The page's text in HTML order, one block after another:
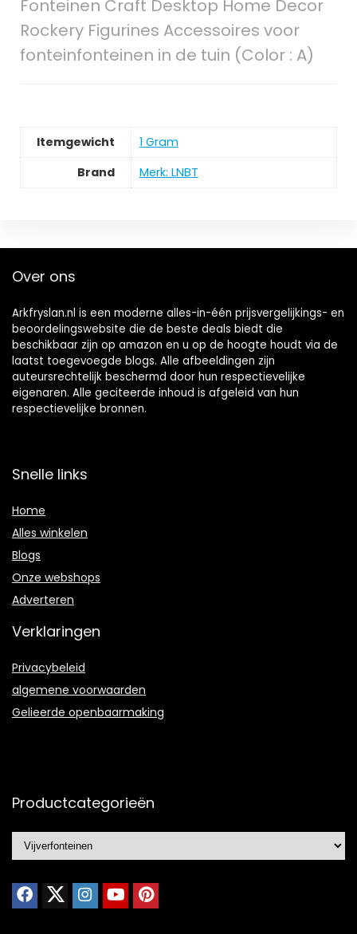
Fonteinen Craft Desktop Home Decor
Rockery Figurines Accessoires voor
fonteinfonteinen in de tuin (Color : A)
Itemgewicht
‎1 Gram
Brand
Merk: LNBT
Over ons
Arkfryslan.nl is een moderne alles-in-één prijsvergelijkings- en
beoordelingswebsite die de beste deals biedt die
beschikbaar zijn op amazon en u op de hoogte houdt via de
laatst toegevoegde blogs. Alle afbeeldingen zijn
auteursrechtelijk beschermd door hun respectievelijke
eigenaren. Alle geciteerde inhoud is afgeleid van hun
respectievelijke bronnen.
Snelle links
Home
Alles winkelen
Blogs
Onze webshops
Adverteren
Verklaringen
Privacybeleid
algemene voorwaarden
Gelieerde openbaarmaking
Productcategorieën